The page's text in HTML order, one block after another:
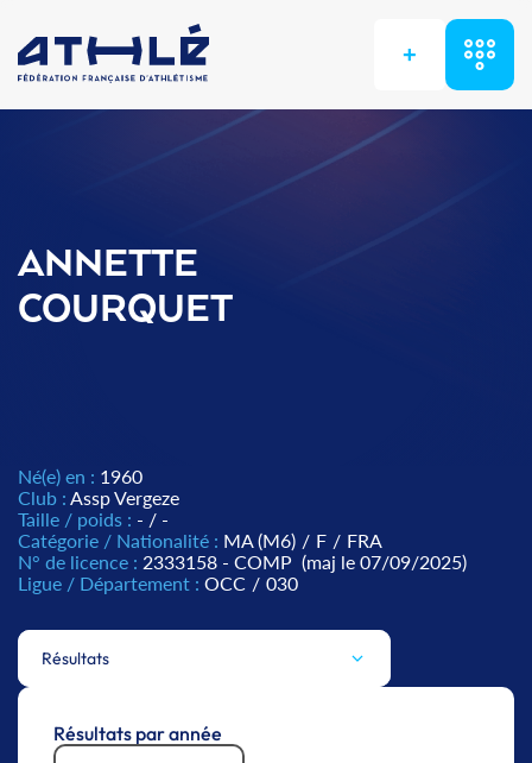
+
ANNETTE
COURQUET
Né(e) en : 1960
Club : Assp Vergeze
Taille / poids : - / -
Catégorie / Nationalité : MA (M6) / F / FRA
N° de licence : 2333158 - COMP (maj le 07/09/2025)
Ligue / Département : OCC / 030
Résultats
Résultats par année